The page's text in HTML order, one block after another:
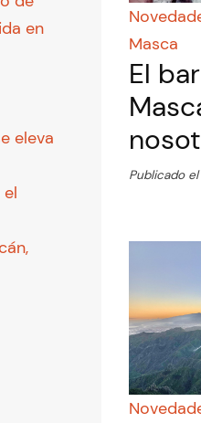
Masca
El
Publicado
en
eleva